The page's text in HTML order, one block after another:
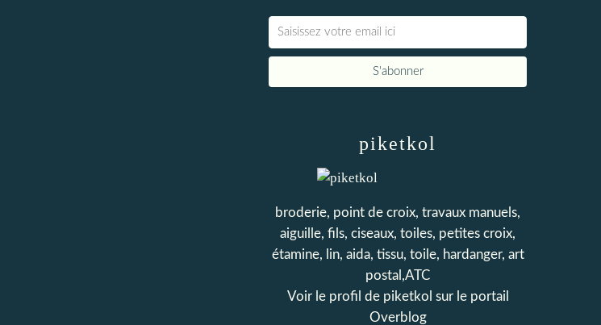
piketkol
broderie, point de croix, travaux manuels,
aiguille, fils, ciseaux, toiles, petites croix,
étamine, lin, aida, tissu, toile, hardanger, art
postal,ATC
Voir le profil de piketkol sur le portail
Overblog